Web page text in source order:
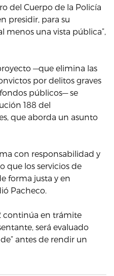
del Cuerpo de la Policía
presidir, para su
menos una vista pública”,
—que elimina las
por delitos graves
públicos— se
188 del
que aborda un asunto
con responsabilidad y
que los servicios de
forma justa y en
Pacheco.
continúa en trámite
será evaluado
antes de rendir un